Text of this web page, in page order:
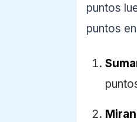
puntos
puntos